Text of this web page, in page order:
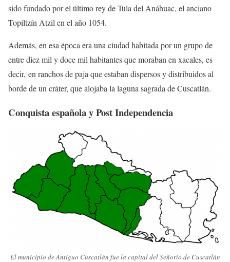
sido fundado por el último rey de Tula del Anáhuac, el anciano
Topiltzín Atzil en el año 1054.
Además, en esa época era una ciudad habitada por un grupo de
entre diez mil y doce mil habitantes que moraban en xacales, es
decir, en ranchos de paja que estaban dispersos y distribuidos al
borde de un cráter, que alojaba la laguna sagrada de Cuscatlán.
Conquista española y Post Independencia
El municipio de Antiguo Cuscatlán fue la capital del Señorío de Cuscatlán